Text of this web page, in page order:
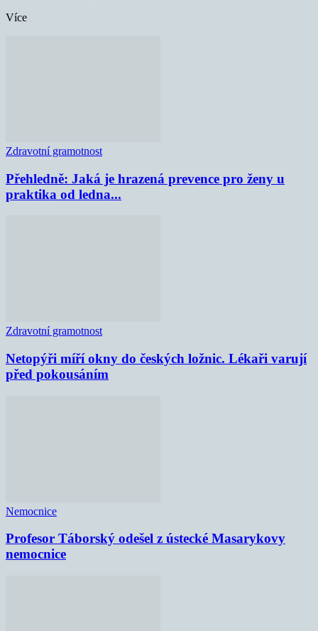
Více
Zdravotní gramotnost
Přehledně: Jaká je hrazená prevence pro ženy u
praktika od ledna...
Zdravotní gramotnost
Netopýři míří okny do českých ložnic. Lékaři varují
před pokousáním
Nemocnice
Profesor Táborský odešel z ústecké Masarykovy
nemocnice